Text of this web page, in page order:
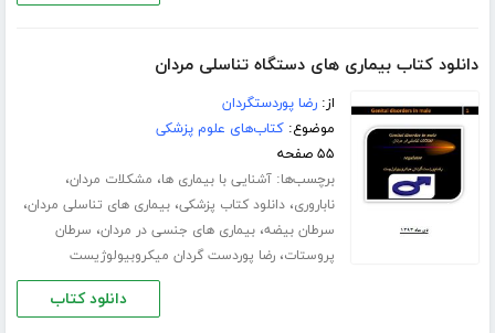
دانلود کتاب بیماری های دستگاه تناسلی مردان
از:رضا پوردستگردان
موضوع:کتاب‌های علوم پزشکی
۵۵ صفحه
برچسب‌ها:آشنایی با بیماری ها، مشکلات مردان،
ناباروری،دانلود کتاب پزشکی،بیماری های تناسلی مردان،
سرطان بیضه،بیماری های جنسی در مردان، سرطان
پروستات،رضا پوردست گردان میکروبیولوژیست
دانلود کتاب